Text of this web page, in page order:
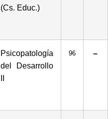
(Cs. Educ.)
Psicopatología
del Desarrollo
96 –